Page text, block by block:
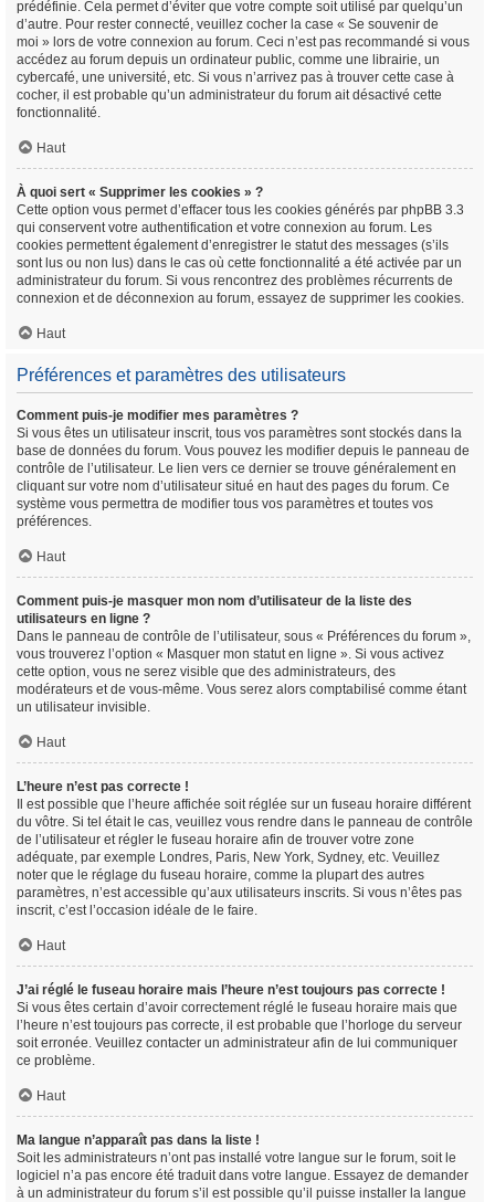
prédéfinie. Cela permet d’éviter que votre compte soit utilisé par quelqu’un
d’autre. Pour rester connecté, veuillez cocher la case « Se souvenir de
moi » lors de votre connexion au forum. Ceci n’est pas recommandé si vous
accédez au forum depuis un ordinateur public, comme une librairie, un
cybercafé, une université, etc. Si vous n’arrivez pas à trouver cette case à
cocher, il est probable qu’un administrateur du forum ait désactivé cette
fonctionnalité.
Haut
À quoi sert « Supprimer les cookies » ?
Cette option vous permet d’effacer tous les cookies générés par phpBB 3.3
qui conservent votre authentification et votre connexion au forum. Les
cookies permettent également d’enregistrer le statut des messages (s’ils
sont lus ou non lus) dans le cas où cette fonctionnalité a été activée par un
administrateur du forum. Si vous rencontrez des problèmes récurrents de
connexion et de déconnexion au forum, essayez de supprimer les cookies.
Haut
Préférences et paramètres des utilisateurs
Comment puis-je modifier mes paramètres ?
Si vous êtes un utilisateur inscrit, tous vos paramètres sont stockés dans la
base de données du forum. Vous pouvez les modifier depuis le panneau de
contrôle de l’utilisateur. Le lien vers ce dernier se trouve généralement en
cliquant sur votre nom d’utilisateur situé en haut des pages du forum. Ce
système vous permettra de modifier tous vos paramètres et toutes vos
préférences.
Haut
Comment puis-je masquer mon nom d’utilisateur de la liste des
utilisateurs en ligne ?
Dans le panneau de contrôle de l’utilisateur, sous « Préférences du forum »,
vous trouverez l’option « Masquer mon statut en ligne ». Si vous activez
cette option, vous ne serez visible que des administrateurs, des
modérateurs et de vous-même. Vous serez alors comptabilisé comme étant
un utilisateur invisible.
Haut
L’heure n’est pas correcte !
Il est possible que l’heure affichée soit réglée sur un fuseau horaire différent
du vôtre. Si tel était le cas, veuillez vous rendre dans le panneau de contrôle
de l’utilisateur et régler le fuseau horaire afin de trouver votre zone
adéquate, par exemple Londres, Paris, New York, Sydney, etc. Veuillez
noter que le réglage du fuseau horaire, comme la plupart des autres
paramètres, n’est accessible qu’aux utilisateurs inscrits. Si vous n’êtes pas
inscrit, c’est l’occasion idéale de le faire.
Haut
J’ai réglé le fuseau horaire mais l’heure n’est toujours pas correcte !
Si vous êtes certain d’avoir correctement réglé le fuseau horaire mais que
l’heure n’est toujours pas correcte, il est probable que l’horloge du serveur
soit erronée. Veuillez contacter un administrateur afin de lui communiquer
ce problème.
Haut
Ma langue n’apparaît pas dans la liste !
Soit les administrateurs n’ont pas installé votre langue sur le forum, soit le
logiciel n’a pas encore été traduit dans votre langue. Essayez de demander
à un administrateur du forum s’il est possible qu’il puisse installer la langue